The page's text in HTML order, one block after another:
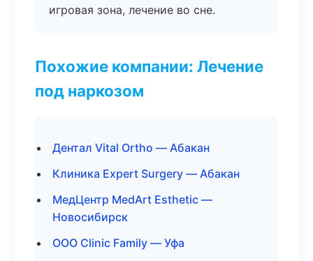
игровая зона, лечение во сне.
Похожие компании: Лечение
под наркозом
Дентал Vital Ortho — Абакан
Клиника Expert Surgery — Абакан
МедЦентр MedArt Esthetic —
Новосибирск
ООО Clinic Family — Уфа